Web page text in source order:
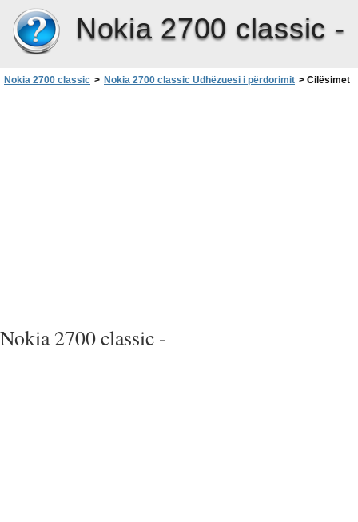
Nokia 2700 classic -
Nokia 2700 classic > Nokia 2700 classic Udhëzuesi i përdorimit > Cilësimet
Nokia 2700 classic -